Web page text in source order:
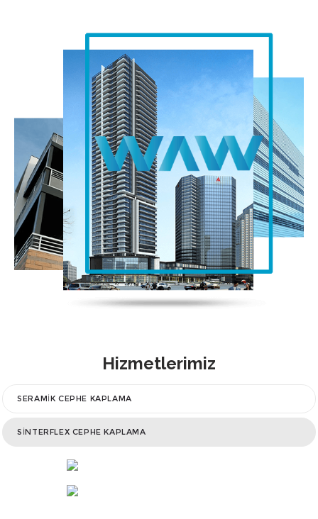
Hizmetlerimiz
SERAMIK CEPHE KAPLAMA
SINTERFLEX CEPHE KAPLAMA